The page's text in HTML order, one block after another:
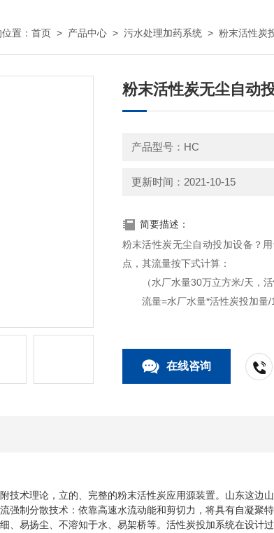
置： 首页 > 产品中心 > 污水处理加药系统 > 粉末活性炭
粉末活性炭无尘自动
产品型号：HC
更新时间：2021-10-15
简要描述：
粉末活性炭无尘自动投加设备？
点，其流量按下式计算：
（水厂水量30万立方米/天，活
流量=水厂水量*活性炭投加量/
=2.5m3/h
在线咨询
术理论，立的、完整的粉末活性炭应用源装置。山东这边
强制分散技术：依靠高速水流动能和剪切力，将具有自凝聚
、易扬尘、不溶知于水、易架桥等。活性炭投加系统在设计